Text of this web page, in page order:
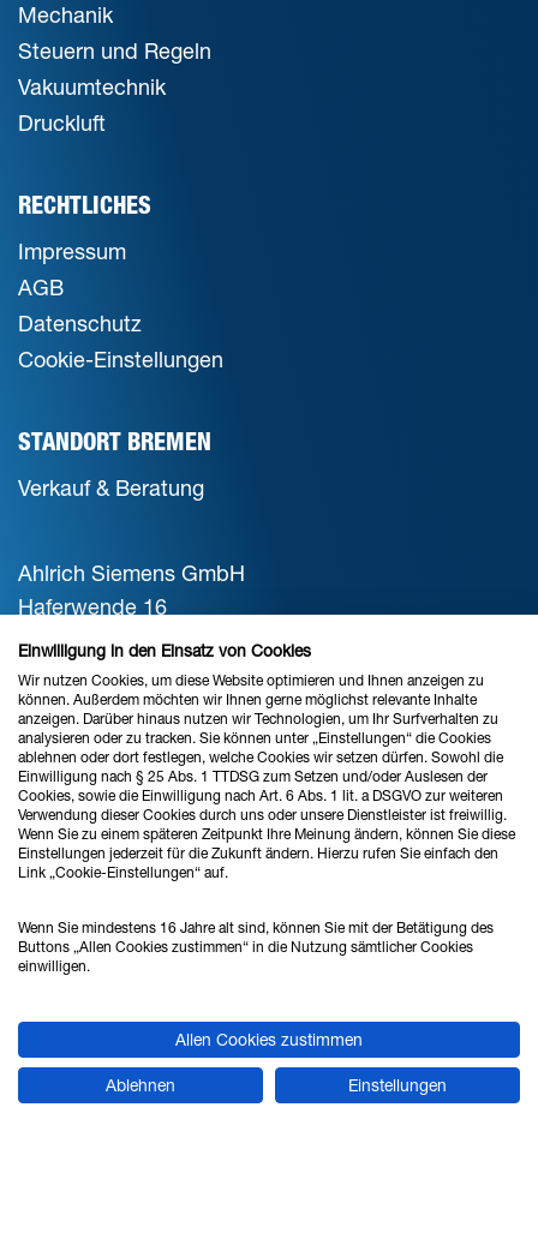
Mechanik
Steuern und Regeln
Vakuumtechnik
Druckluft
RECHTLICHES
Impressum
AGB
Datenschutz
Cookie-Einstellungen
STANDORT BREMEN
Verkauf & Beratung
Ahlrich Siemens GmbH
Haferwende 16
28357 Bremen
Tel.: 0421 - 27808 - 0
Fax: 0421 - 27808 - 88
vertrieb@ahlrich-siemens.de
STANDORT HANNOVER
Verkauf & Beratung
Hans-Böckler-Straße 24
30851 Langenhagen
Einwilligung in den Einsatz von Cookies
Wir nutzen Cookies, um diese Website optimieren und Ihnen anzeigen zu
können. Außerdem möchten wir Ihnen gerne möglichst relevante Inhalte
anzeigen. Darüber hinaus nutzen wir Technologien, um Ihr Surfverhalten zu
analysieren oder zu tracken. Sie können unter „Einstellungen“ die Cookies
ablehnen oder dort festlegen, welche Cookies wir setzen dürfen. Sowohl die
Einwilligung nach § 25 Abs. 1 TTDSG zum Setzen und/oder Auslesen der
Cookies, sowie die Einwilligung nach Art. 6 Abs. 1 lit. a DSGVO zur weiteren
Verwendung dieser Cookies durch uns oder unsere Dienstleister ist freiwillig.
Wenn Sie zu einem späteren Zeitpunkt Ihre Meinung ändern, können Sie diese
Einstellungen jederzeit für die Zukunft ändern. Hierzu rufen Sie einfach den
Link „Cookie-Einstellungen“ auf.
Wenn Sie mindestens 16 Jahre alt sind, können Sie mit der Betätigung des
Buttons „Allen Cookies zustimmen“ in die Nutzung sämtlicher Cookies
einwilligen.
Allen Cookies zustimmen
Ablehnen Einstellungen